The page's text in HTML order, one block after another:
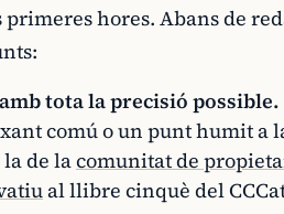
primeres hores. Abans de
tota la precisió possible.
comú o un punt humit a
de lacomunitat de
al llibre cinquè del